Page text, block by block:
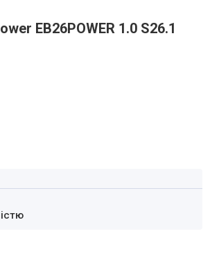
EB26POWER 1.0 S26.1